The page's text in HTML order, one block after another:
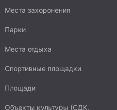
Места захоронения
Парки
Места отдыха
Спортивные площадки
Площади
Объекты культуры (СДК,